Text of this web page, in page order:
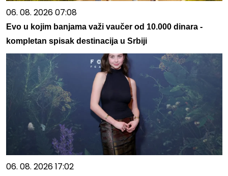
06. 08. 2026 07:08
Evo u kojim banjama važi vaučer od 10.000 dinara -
kompletan spisak destinacija u Srbiji
06. 08. 2026 17:02